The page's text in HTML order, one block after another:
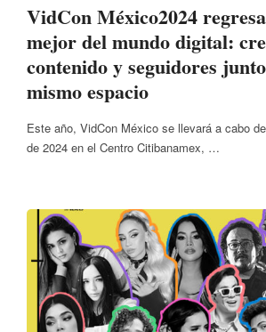
VidCon México2024
mejor del mundo digital:
contenido y seguidores
mismo espacio
Este año, VidCon México se llevará a cabo
de 2024 en el Centro Citibanamex, …